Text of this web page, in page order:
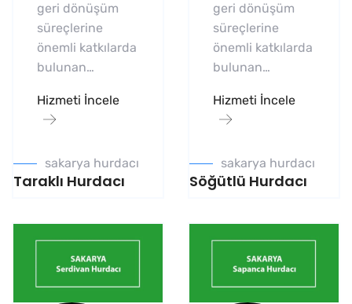
geri dönüşüm
süreçlerine
önemli katkılarda
bulunan…
Hizmeti İncele
sakarya hurdacı
Taraklı Hurdacı
geri dönüşüm
süreçlerine
önemli katkılarda
bulunan…
Hizmeti İncele
sakarya hurdacı
Söğütlü Hurdacı